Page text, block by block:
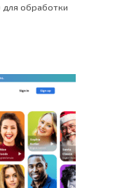
обработки